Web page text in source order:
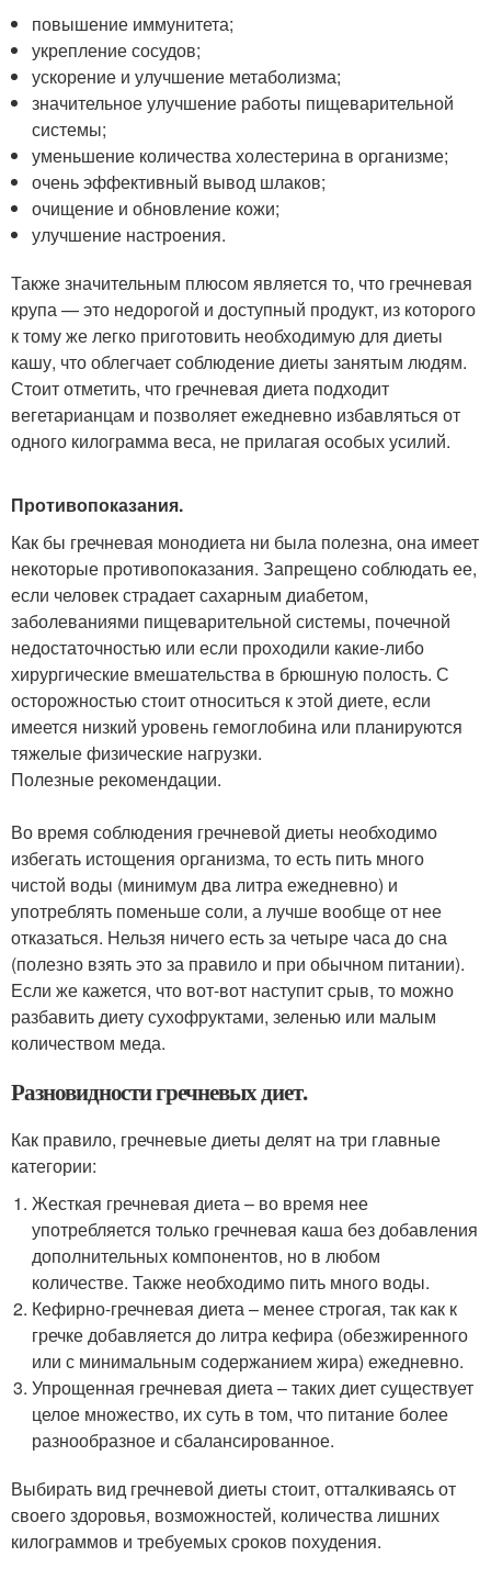
повышение иммунитета;
укрепление сосудов;
ускорение и улучшение метаболизма;
значительное улучшение работы пищеварительной
системы;
уменьшение количества холестерина в организме;
очень эффективный вывод шлаков;
очищение и обновление кожи;
улучшение настроения.
Также значительным плюсом является то, что гречневая
крупа — это недорогой и доступный продукт, из которого
к тому же легко приготовить необходимую для диеты
кашу, что облегчает соблюдение диеты занятым людям.
Стоит отметить, что гречневая диета подходит
вегетарианцам и позволяет ежедневно избавляться от
одного килограмма веса, не прилагая особых усилий.
Противопоказания.
Как бы гречневая монодиета ни была полезна, она имеет
некоторые противопоказания. Запрещено соблюдать ее,
если человек страдает сахарным диабетом,
заболеваниями пищеварительной системы, почечной
недостаточностью или если проходили какие-либо
хирургические вмешательства в брюшную полость. С
осторожностью стоит относиться к этой диете, если
имеется низкий уровень гемоглобина или планируются
тяжелые физические нагрузки.
Полезные рекомендации.
Во время соблюдения гречневой диеты необходимо
избегать истощения организма, то есть пить много
чистой воды (минимум два литра ежедневно) и
употреблять поменьше соли, а лучше вообще от нее
отказаться. Нельзя ничего есть за четыре часа до сна
(полезно взять это за правило и при обычном питании).
Если же кажется, что вот-вот наступит срыв, то можно
разбавить диету сухофруктами, зеленью или малым
количеством меда.
Разновидности гречневых диет.
Как правило, гречневые диеты делят на три главные
категории:
Жесткая гречневая диета – во время нее
употребляется только гречневая каша без добавления
дополнительных компонентов, но в любом
количестве. Также необходимо пить много воды.
Кефирно-гречневая диета – менее строгая, так как к
гречке добавляется до литра кефира (обезжиренного
или с минимальным содержанием жира) ежедневно.
Упрощенная гречневая диета – таких диет существует
целое множество, их суть в том, что питание более
разнообразное и сбалансированное.
Выбирать вид гречневой диеты стоит, отталкиваясь от
своего здоровья, возможностей, количества лишних
килограммов и требуемых сроков похудения.